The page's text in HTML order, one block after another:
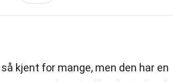
kjent for mange, men den har en